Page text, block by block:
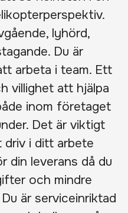
lyhörd,
Du är
arbeta i team. Ett
villighet att hjälpa
inom företaget
Det är viktigt
driv i ditt arbete
din leverans då du
och mindre
är serviceinriktad